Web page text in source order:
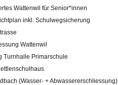
Wattenwil für Senior*innen
inkl. Schulwegsicherung
Wattenwil
Turnhalle Primarschule
(Wasser- + Abwassererschliessung)